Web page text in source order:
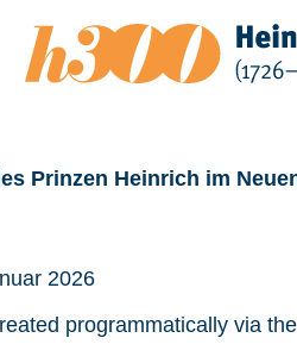
Prinzen Heinrich im
2026
programmatically via